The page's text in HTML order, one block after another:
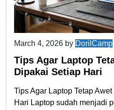
March 4, 2026 by DorilCamp
Tips Agar Laptop
Dipakai Setiap Hari
Tips Agar Laptop Tetap
Hari Laptop sudah menjadi